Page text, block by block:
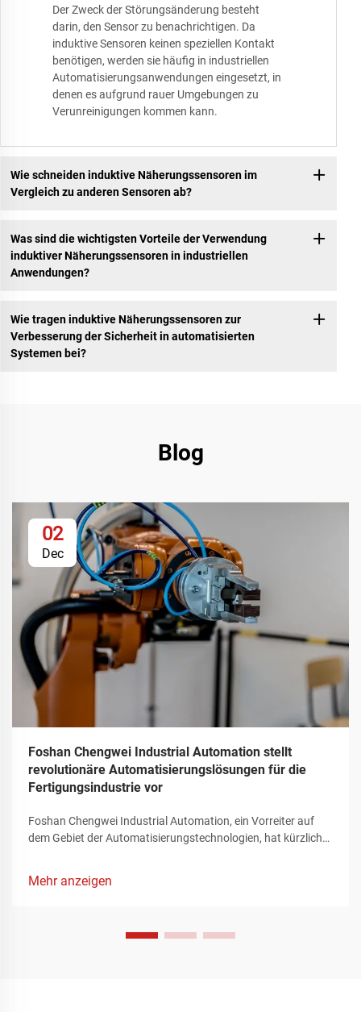
Der Zweck der Störungsänderung besteht
darin, den Sensor zu benachrichtigen. Da
induktive Sensoren keinen speziellen Kontakt
benötigen, werden sie häufig in industriellen
Automatisierungsanwendungen eingesetzt, in
denen es aufgrund rauer Umgebungen zu
Verunreinigungen kommen kann.
Wie schneiden induktive Näherungssensoren im
Vergleich zu anderen Sensoren ab?
Was sind die wichtigsten Vorteile der Verwendung
induktiver Näherungssensoren in industriellen
Anwendungen?
Wie tragen induktive Näherungssensoren zur
Verbesserung der Sicherheit in automatisierten
Systemen bei?
Blog
02
Dec
Foshan Chengwei Industrial Automation stellt
revolutionäre Automatisierungslösungen für die
Fertigungsindustrie vor
Foshan Chengwei Industrial Automation, ein Vorreiter auf
dem Gebiet der Automatisierungstechnologien, hat kürzlich
Automatisierungslösungen vorstellte, das die Landschaft der
der Fertigungsindustrie zugeschnitten sind, stellen einen
Mehr anzeigen